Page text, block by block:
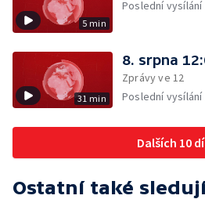
5 min
Poslední vysílání
31 min
8. srpna
Zprávy ve 12
Poslední vysílání
Dalších 10
Ostatní také